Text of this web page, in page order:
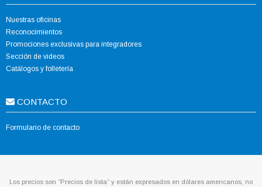
Nuestras oficinas
Reconocimientos
Promociones exclusivas para integradores
Sección de videos
Catálogos y folletería
CONTACTO
Formulario de contacto
Los precios son “Precios de lista” y están expresados en dólares americanos, no